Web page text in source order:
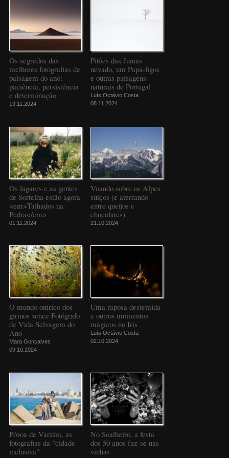
Os segredos das
melhores fotografias de
paisagem do ano:
paciência, persistência
e determinação
19.11.2024
Pitões das Junias
nevado, um Papa-figos
e outras paisagens
naturais de Portugal
Luís Octávio Costa
08.11.2024
Os lugares e as gentes
de Sortelha estão agora
<em>Talhados na
Pedra</em>
01.11.2024
Voando sobre os Alpes
suíços (e aterrando
entre queijos e
chocolates)
21.10.2024
O mundo onírico dos
girinos vence Fotógrafo
de Vida Selvagem do
Ano
Mara Gonçalves
09.10.2024
Uma raposa destemida
e outros momentos
mágicos no Iris
Luís Octávio Costa
02.10.2024
Póvoa de Varzim, as
fotografias da "cidade
inclusiva"
No Soalheiro, a festa
dos 50 anos faz-se nas
vinhas